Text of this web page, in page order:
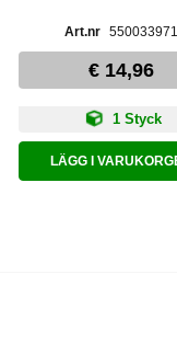
550033971
€ 14,96
1 Styck
LÄGG I